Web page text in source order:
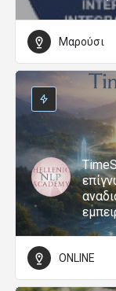
Μαρούσι
ONLINE